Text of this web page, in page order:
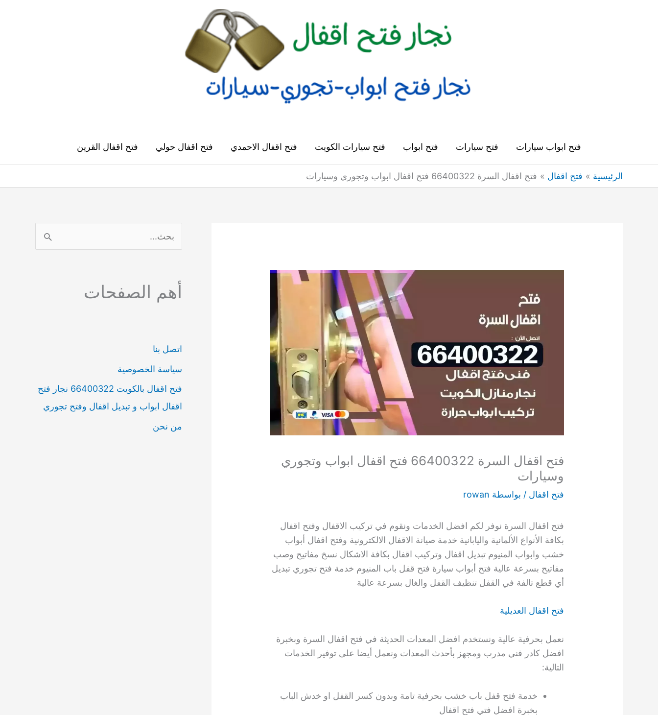
فتح ابواب سيارات فتح سيارات فتح ابواب فتح سيارات الكويت فتح اقفال الاحمدي فتح اقفال حولي فتح اقفال القرين
الرئيسية فتح اقفال فتح اقفال السرة 66400322 فتح اقفال ابواب وتجوري وسيارات
فتح اقفال السرة 66400322 فتح اقفال ابواب وتجوري
وسيارات
فتح اقفال / بواسطة rowan
فتح اقفال السرة نوفر لكم افضل الخدمات ونقوم في تركيب الاقفال وفتح اقفال
بكافة الأنواع الألمانية واليابانية خدمة صيانة الاقفال الالكترونية وفتح اقفال أبواب
خشب وابواب المنيوم تبديل اقفال وتركيب اقفال بكافة الاشكال نسخ مفاتيح وصب
مفاتيح بسرعة عالية فتح أبواب سيارة فتح قفل باب المنيوم خدمة فتح تجوري تبديل
أي قطع تالفة في القفل تنظيف القفل والغال بسرعة عالية
فتح اقفال العديلية
نعمل بحرفية عالية ونستخدم افضل المعدات الحديثة في فتح اقفال السرة وبخبرة
افضل كادر فني مدرب ومجهز بأحدث المعدات ونعمل أيضا على توفير الخدمات
التالية:
خدمة فتح قفل باب خشب بحرفية تامة وبدون كسر القفل او خدش الباب
بخبرة افضل فتي فتح اقفال
ن
أهم الصفحات
اتصل بنا
سياسة الخصوصية
فتح اقفال بالكويت 66400322 نجار فتح
اقفال ابواب و تبديل اقفال وفتح تجوري
من نحن